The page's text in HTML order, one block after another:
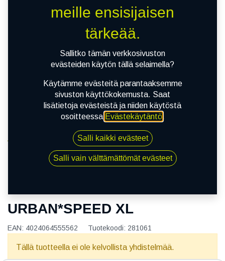
165/60R14 75H GISLAVED URBAN*SPEED XL
URBAN*SPEED XL
EAN: 4024064555562 Tuotekoodi: 281061
Tällä tuotteella ei ole kelvollista yhdistelmää.
meille ensisijaisen
tärkeää.
Sallitko tämän verkkosivuston
evästeiden käytön tällä selaimella?
Käytämme evästeitä parantaaksemme
sivuston käyttökokemusta. Saat
lisätietoja evästeistä ja niiden käytöstä
osoitteessa Evästekäytäntö.
Salli kaikki evästeet
Salli vain välttämättömät evästeet